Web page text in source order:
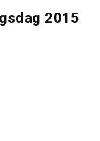
2015